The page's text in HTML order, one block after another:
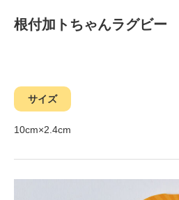
根付加トちゃんラグビー
サイズ
10cm×2.4cm